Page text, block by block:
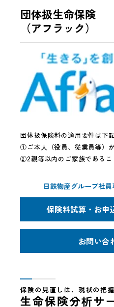
団体扱生命保険
（アフラック）
団体扱保険料の適用要件は下
①ご本人（役員、従業員等）
②2親等以内のご家族であるこ
日鉄物産グループ社員
保険料試算・お申
お問い合
保険の見直しは、現状の把
生命保険分析サ